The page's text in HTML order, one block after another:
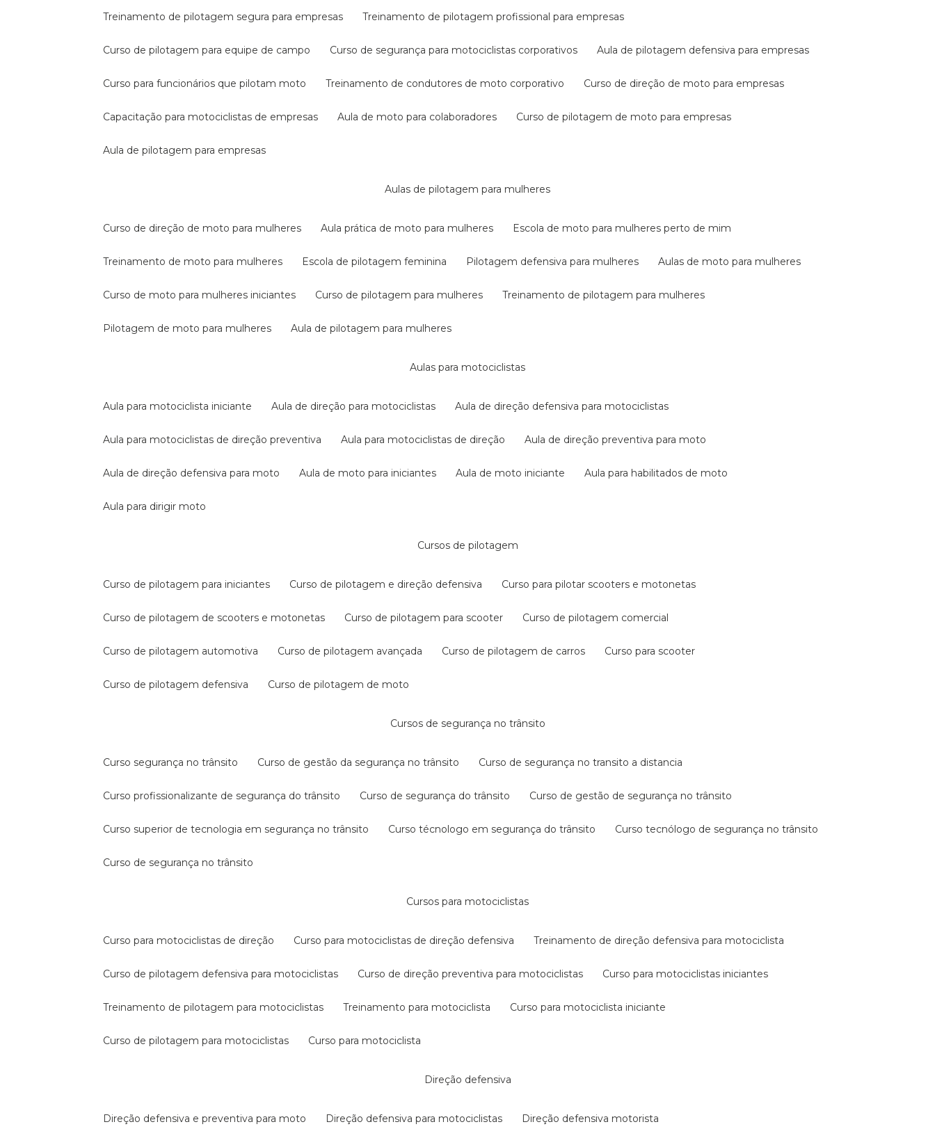
treinamento de pilotagem segura para empresas treinamento de pilotagem profissional para empresas
curso de pilotagem para equipe de campo curso de segurança para motociclistas corporativos aula de pilotagem defensiva para empresas
curso para funcionários que pilotam moto treinamento de condutores de moto corporativo curso de direção de moto para empresas
capacitação para motociclistas de empresas aula de moto para colaboradores curso de pilotagem de moto para empresas
aula de pilotagem para empresas
aulas de pilotagem para mulheres
curso de direção de moto para mulheres aula prática de moto para mulheres escola de moto para mulheres perto de mim
treinamento de moto para mulheres escola de pilotagem feminina pilotagem defensiva para mulheres aulas de moto para mulheres
curso de moto para mulheres iniciantes curso de pilotagem para mulheres treinamento de pilotagem para mulheres
pilotagem de moto para mulheres aula de pilotagem para mulheres
aulas para motociclistas
aula para motociclista iniciante aula de direção para motociclistas aula de direção defensiva para motociclistas
aula para motociclistas de direção preventiva aula para motociclistas de direção aula de direção preventiva para moto
aula de direção defensiva para moto aula de moto para iniciantes aula de moto iniciante aula para habilitados de moto
aula para dirigir moto
cursos de pilotagem
curso de pilotagem para iniciantes curso de pilotagem e direção defensiva curso para pilotar scooters e motonetas
curso de pilotagem de scooters e motonetas curso de pilotagem para scooter curso de pilotagem comercial
curso de pilotagem automotiva curso de pilotagem avançada curso de pilotagem de carros curso para scooter
curso de pilotagem defensiva curso de pilotagem de moto
cursos de segurança no trânsito
curso segurança no trânsito curso de gestão da segurança no trânsito curso de segurança no transito a distancia
curso profissionalizante de segurança do trânsito curso de segurança do trânsito curso de gestão de segurança no trânsito
curso superior de tecnologia em segurança no trânsito curso técnologo em segurança do trânsito curso tecnólogo de segurança no trânsito
curso de segurança no trânsito
cursos para motociclistas
curso para motociclistas de direção curso para motociclistas de direção defensiva treinamento de direção defensiva para motociclista
curso de pilotagem defensiva para motociclistas curso de direção preventiva para motociclistas curso para motociclistas iniciantes
treinamento de pilotagem para motociclistas treinamento para motociclista curso para motociclista iniciante
curso de pilotagem para motociclistas curso para motociclista
direção defensiva
direção defensiva e preventiva para moto direção defensiva para motociclistas direção defensiva motorista